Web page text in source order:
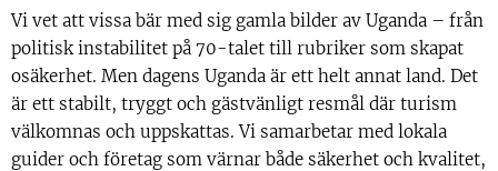
Vi vet att vissa bär med sig gamla bilder av Uganda – från
politisk instabilitet på 70-talet till rubriker som skapat
osäkerhet. Men dagens Uganda är ett helt annat land. Det
är ett stabilt, tryggt och gästvänligt resmål där turism
välkomnas och uppskattas. Vi samarbetar med lokala
guider och företag som värnar både säkerhet och kvalitet,